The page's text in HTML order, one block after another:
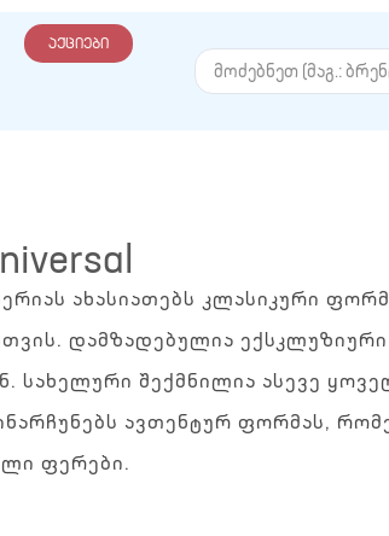
აქციები
ახასიათებს კლასიკური
დამზადებულია ექსკლუზიური
სახელური შექმნილია ასევე
ინარჩუნებს ავთენტურ ფორმას,
ფერები.